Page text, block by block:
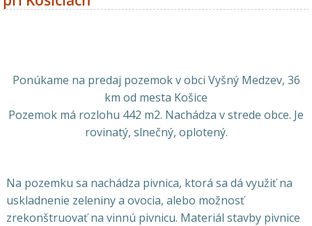
Ponúkame na predaj pozemok v obci Vyšný Medzev, 36
km od mesta Košice
Pozemok má rozlohu 442 m2. Nachádza v strede obce. Je
rovinatý, slnečný, oplotený.
Na pozemku sa nachádza pivnica, ktorá sa dá využiť na
uskladnenie zeleniny a ovocia, alebo možnosť
zrekonštruovať na vinnú pivnicu. Materiál stavby pivnice